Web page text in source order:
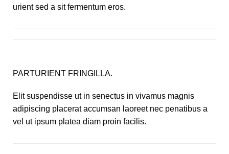
urient sed a sit fermentum eros.
PARTURIENT FRINGILLA.
Elit suspendisse ut in senectus in vivamus magnis
adipiscing placerat accumsan laoreet nec penatibus a
vel ut ipsum platea diam proin facilis.